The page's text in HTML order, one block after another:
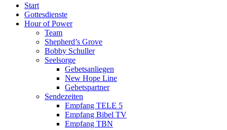
Start
Gottesdienste
Hour of Power
Team
Shepherd’s Grove
Bobby Schuller
Seelsorge
Gebetsanliegen
New Hope Line
Gebetspartner
Sendezeiten
Empfang TELE 5
Empfang Bibel TV
Empfang TBN